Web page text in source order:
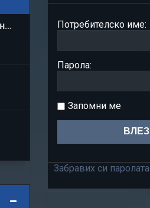
Потребителско име:
Парола:
Запомни ме
Забравих си паролата